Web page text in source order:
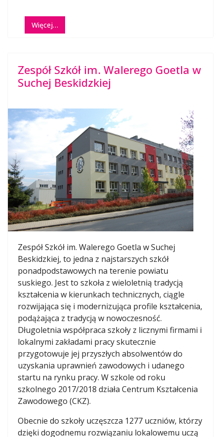
Więcej…
Zespół Szkół im. Walerego Goetla w
Suchej Beskidzkiej
Zespół Szkół im. Walerego Goetla w Suchej
Beskidzkiej, to jedna z najstarszych szkół
ponadpodstawowych na terenie powiatu
suskiego. Jest to szkoła z wieloletnią tradycją
kształcenia w kierunkach technicznych, ciągle
rozwijająca się i modernizująca profile kształcenia,
podążająca z tradycją w nowoczesność.
Długoletnia współpraca szkoły z licznymi firmami i
lokalnymi zakładami pracy skutecznie
przygotowuje jej przyszłych absolwentów do
uzyskania uprawnień zawodowych i udanego
startu na rynku pracy. W szkole od roku
szkolnego 2017/2018 działa Centrum Kształcenia
Zawodowego (CKZ).
Obecnie do szkoły uczęszcza 1277 uczniów, którzy
dzięki dogodnemu rozwiązaniu lokalowemu uczą